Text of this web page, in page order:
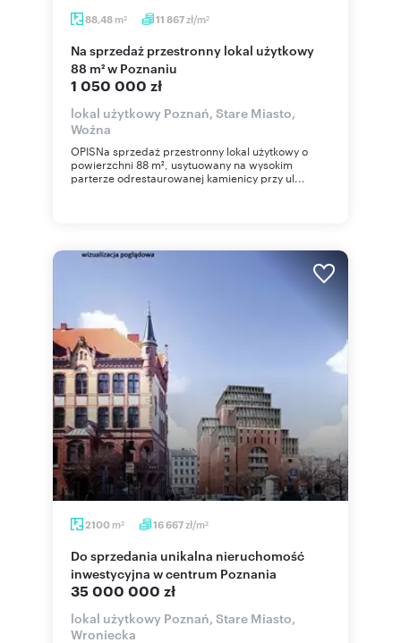
88,48 m2 11 867zł/m2
Na sprzedaż przestronny lokal użytkowy
88 m² w Poznaniu
1 050 000 zł
lokal użytkowy Poznań, Stare Miasto,
Woźna
OPISNa sprzedaż przestronny lokal użytkowy o
powierzchni 88 m², usytuowany na wysokim
parterze odrestaurowanej kamienicy przy ul...
2100 m2 16 667zł/m2
Do sprzedania unikalna nieruchomość
inwestycyjna w centrum Poznania
35 000 000 zł
lokal użytkowy Poznań, Stare Miasto,
Wroniecka